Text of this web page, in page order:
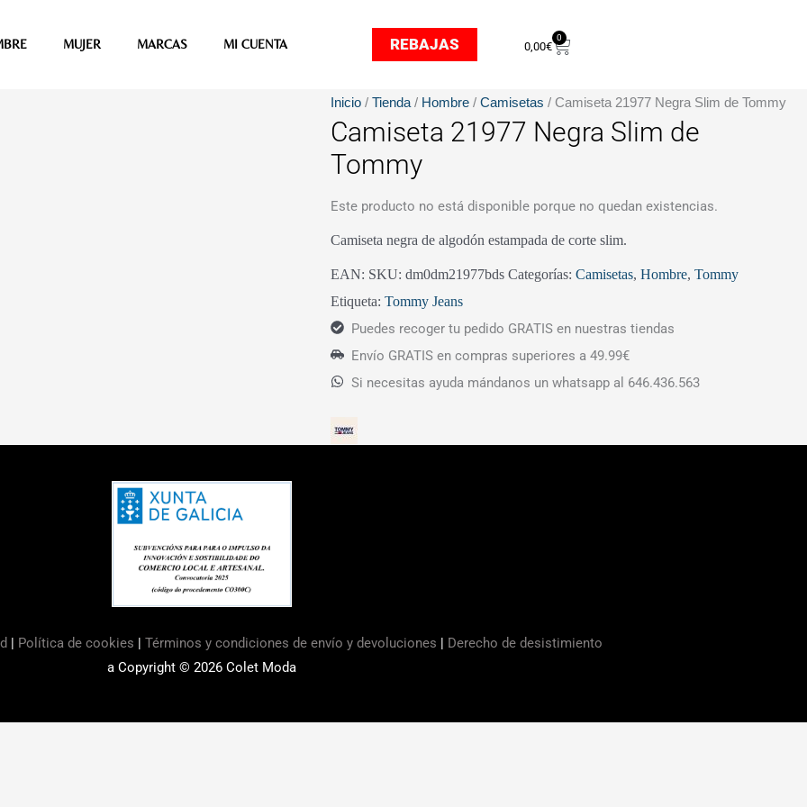
MUJER MARCAS MI CUENTA REBAJAS 0,00€
0
Carrito
Inicio /Tienda / Hombre /Camisetas / Camiseta 21977 Negra Slim de Tommy
Camiseta 21977 Negra Slim de
Tommy
Este producto no está disponible porque no quedan existencias.
Camiseta negra de algodón estampada de corte slim.
EAN: SKU:dm0dm21977bds Categorías:Camisetas,Hombre,Tommy
Etiqueta:Tommy Jeans
Puedes recoger tu pedido GRATIS en nuestras tiendas
Envío GRATIS en compras superiores a 49.99€
Si necesitas ayuda mándanos un whatsapp al 646.436.563
| Política de cookies | Términos y condiciones de envío y devoluciones | Derecho de desistimiento
a Copyright © 2026 Colet Moda